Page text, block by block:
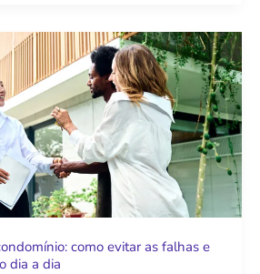
como evitar as falhas e
dia a dia